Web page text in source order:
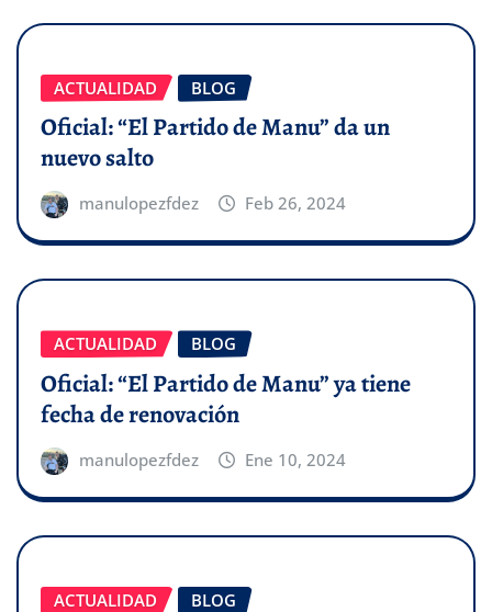
ACTUALIDAD BLOG
Oficial: “El Partido de Manu” da un
nuevo salto
manulopezfdez Feb 26, 2024
ACTUALIDAD BLOG
Oficial: “El Partido de Manu” ya tiene
fecha de renovación
manulopezfdez Ene 10, 2024
ACTUALIDAD BLOG